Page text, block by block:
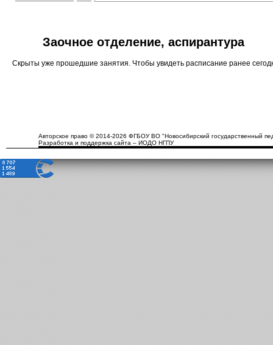
Заочное отделение, аспирантура
Скрыты уже прошедшие занятия. Чтобы увидеть расписание ранее
Авторское право © 2014-2026 ФГБОУ ВО "Новосибирский государственный
Разработка и поддержка сайта – ИОДО НГПУ